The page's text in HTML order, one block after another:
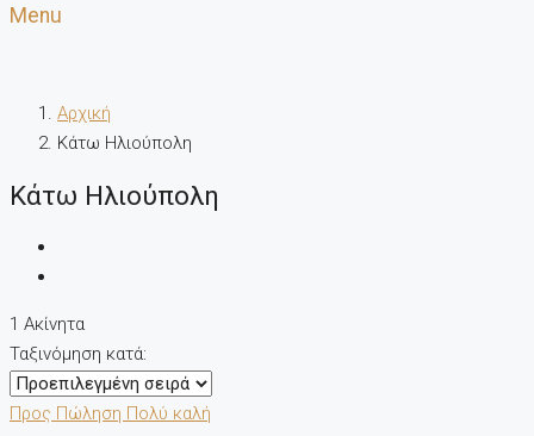
Menu
Αρχική
Κάτω Ηλιούπολη
Κάτω Ηλιούπολη
1 Ακίνητα
Ταξινόμηση κατά:
Προς Πώληση Πολύ καλή